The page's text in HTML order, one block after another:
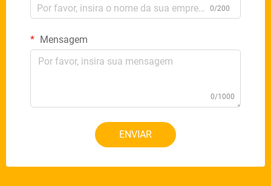
0/200
Mensagem
0/1000
ENVIAR